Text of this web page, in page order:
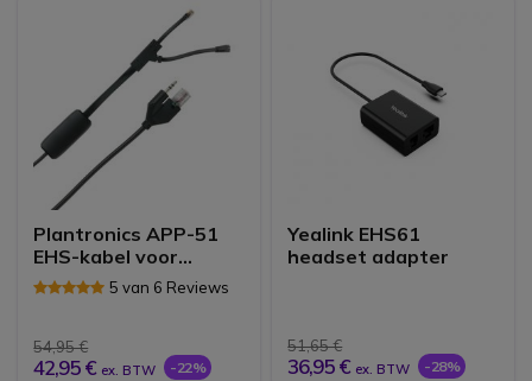
Plantronics APP-51
EHS-kabel voor
Polycom5 van 6 Reviews
54,95 €
42,95 € ex. BTW -22%
Yealink EHS61
headset adapter
51,65 €
36,95 € ex. BTW -28%